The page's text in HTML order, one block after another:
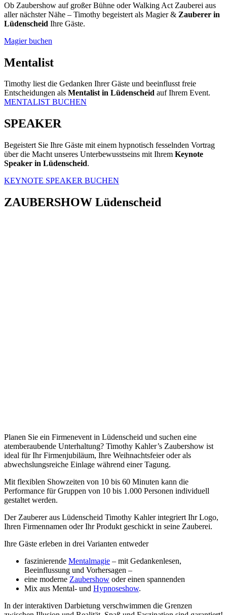
Ob Zaubershow auf großer Bühne oder Walking Act Zauberei aus
aller nächster Nähe – Timothy begeistert als Magier & Zauberer in
Lüdenscheid Ihre Gäste.
Magier buchen
Mentalist
Timothy liest die Gedanken Ihrer Gäste und beeinflusst freie
Entscheidungen als Mentalist in Lüdenscheid auf Ihrem Event.
MENTALIST BUCHEN
SPEAKER
Begeistert Sie Ihre Gäste mit einem hypnotisch fesselnden Vortrag
über die Macht unseres Unterbewusstseins mit Ihrem Keynote
Speaker in Lüdenscheid.
KEYNOTE SPEAKER BUCHEN
ZAUBERSHOW Lüdenscheid
Planen Sie ein Firmenevent in Lüdenscheid und suchen eine
atemberaubende Unterhaltung? Timothy Kahler’s Zaubershow ist
ideal für Ihr Firmenjubiläum, Ihre Weihnachtsfeier oder als
abwechslungsreiche Einlage während einer Tagung.
Mit flexiblen Showzeiten von 10 bis 60 Minuten kann die
Performance für Gruppen von 10 bis 1.000 Personen individuell
gestaltet werden.
Der Zauberer aus Lüdenscheid Timothy Kahler integriert Ihr Logo,
Ihren Firmennamen oder Ihr Produkt geschickt in seine Zauberei.
Ihre Gäste erleben in drei Varianten entweder
faszinierende Mentalmagie – mit Gedankenlesen,
Beeinflussung und Vorhersagen –
eine moderne Zaubershow oder einen spannenden
Mix aus Mental- und Hypnoseshow.
In der interaktiven Darbietung verschwimmen die Grenzen